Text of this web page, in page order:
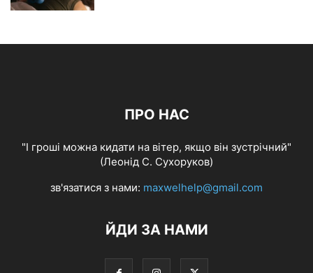
ПРО НАС
"І гроші можна кидати на вітер, якщо він зустрічний"
(Леонід С. Сухоруков)
зв'язатися з нами: maxwelhelp@gmail.com
ЙДИ ЗА НАМИ